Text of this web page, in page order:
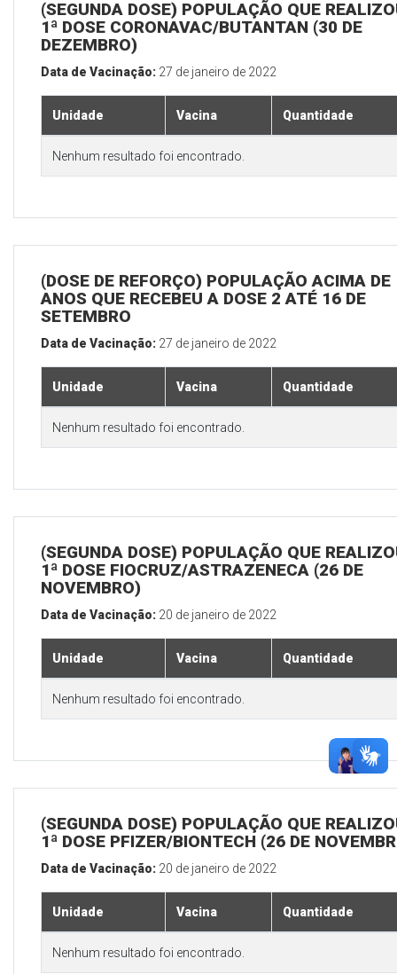
(SEGUNDA DOSE) POPULAÇÃO QUE
1ª DOSE CORONAVAC/BUTANTAN (30 DE
DEZEMBRO)
Data de Vacinação: 27 de janeiro de 2022
Unidade Vacina Quantidade
Nenhum resultado foi encontrado.
(DOSE DE REFORÇO) POPULAÇÃO ACIMA DE
ANOS QUE RECEBEU A DOSE 2 ATÉ 16 DE
SETEMBRO
Data de Vacinação: 27 de janeiro de 2022
Unidade Vacina Quantidade
Nenhum resultado foi encontrado.
(SEGUNDA DOSE) POPULAÇÃO QUE
1ª DOSE FIOCRUZ/ASTRAZENECA (26 DE
NOVEMBRO)
Data de Vacinação: 20 de janeiro de 2022
Unidade Vacina Quantidade
Nenhum resultado foi encontrado.
(SEGUNDA DOSE) POPULAÇÃO QUE
1ª DOSE PFIZER/BIONTECH (26 DE
Data de Vacinação: 20 de janeiro de 2022
Unidade Vacina Quantidade
Nenhum resultado foi encontrado.